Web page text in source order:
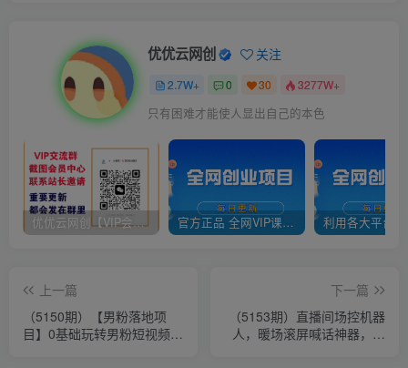
优优云网创 关注
2.7W+ 0 30 3277W+
只有困难才能使人显出自己的本色
优优云网创【VIP会员专属交流群】 官方正品 全网VIP课程 无损下载~
上一篇
（5150期）【男粉落地项
目】0基础玩转男粉短视频转
下一篇
（5153期）直播间场控机器
人，暖场滚屏喊话神器，支